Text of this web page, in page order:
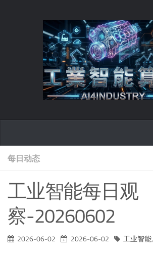
每日动态
工业智能每日观
察-20260602
2026-06-02 2026-06-02 工业智能,